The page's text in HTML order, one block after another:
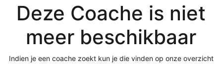
Deze Coache is niet
meer beschikbaar
Indien je een coache zoekt kun je die vinden op onze overzicht